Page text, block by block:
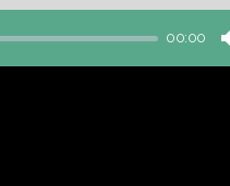
00:00